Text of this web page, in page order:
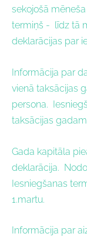
sekojošā
termiņš - līdz tā
deklarācijas par
Informācija par
vienā taksācijas
persona.
taksācijas
Gada kapitāla
deklarācija.
Iesniegšanas
1.martu.
Informācija par